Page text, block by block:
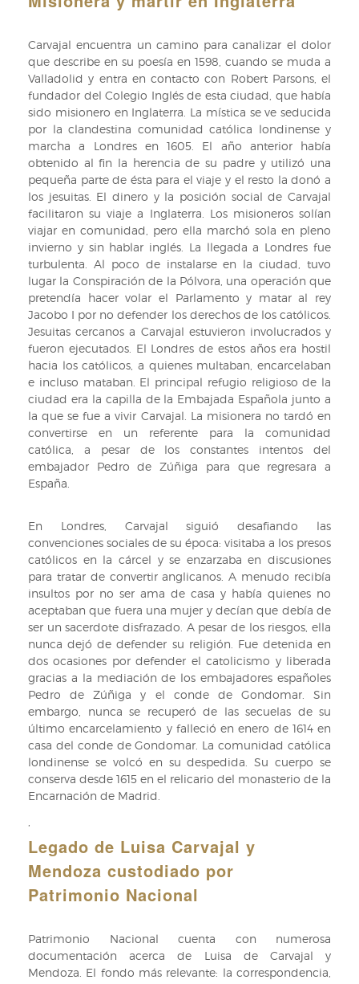
VI/1418
Carvajal encuentra un camino para canalizar el dolor
que describe en su poesía en 1598, cuando se muda a
Valladolid y entra en contacto con Robert Parsons, el
fundador del Colegio Inglés de esta ciudad, que había
sido misionero en Inglaterra. La mística se ve seducida
por la clandestina comunidad católica londinense y
marcha a Londres en 1605. El año anterior había
obtenido al fin la herencia de su padre y utilizó una
pequeña parte de ésta para el viaje y el resto la donó a
los jesuitas. El dinero y la posición social de Carvajal
facilitaron su viaje a Inglaterra. Los misioneros solían
viajar en comunidad, pero ella marchó sola en pleno
invierno y sin hablar inglés. La llegada a Londres fue
turbulenta. Al poco de instalarse en la ciudad, tuvo
lugar la Conspiración de la Pólvora, una operación que
pretendía hacer volar el Parlamento y matar al rey
Jacobo I por no defender los derechos de los católicos.
Jesuitas cercanos a Carvajal estuvieron involucrados y
fueron ejecutados. El Londres de estos años era hostil
hacia los católicos, a quienes multaban, encarcelaban
e incluso mataban. El principal refugio religioso de la
ciudad era la capilla de la Embajada Española junto a
la que se fue a vivir Carvajal. La misionera no tardó en
convertirse en un referente para la comunidad
católica, a pesar de los constantes intentos del
embajador Pedro de Zúñiga para que regresara a
España.
En Londres, Carvajal siguió desafiando las
convenciones sociales de su época: visitaba a los presos
católicos en la cárcel y se enzarzaba en discusiones
para tratar de convertir anglicanos. A menudo recibía
insultos por no ser ama de casa y había quienes no
aceptaban que fuera una mujer y decían que debía de
ser un sacerdote disfrazado. A pesar de los riesgos, ella
nunca dejó de defender su religión. Fue detenida en
dos ocasiones por defender el catolicismo y liberada
gracias a la mediación de los embajadores españoles
Pedro de Zúñiga y el conde de Gondomar. Sin
embargo, nunca se recuperó de las secuelas de su
último encarcelamiento y falleció en enero de 1614 en
casa del conde de Gondomar. La comunidad católica
londinense se volcó en su despedida. Su cuerpo se
conserva desde 1615 en el relicario del monasterio de la
Encarnación de Madrid.
,
Legado de Luisa Carvajal y
Mendoza custodiado por
Patrimonio Nacional
Patrimonio Nacional cuenta con numerosa
documentación acerca de Luisa de Carvajal y
Mendoza. El fondo más relevante: la correspondencia,